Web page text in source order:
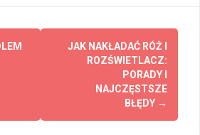
JAK NAKŁADAĆ RÓŻ I
ROZŚWIETLACZ:
PORADY I
NAJCZĘSTSZE
BŁĘDY →